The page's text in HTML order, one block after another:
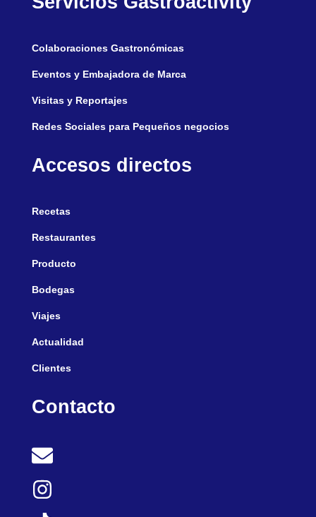
Colaboraciones Gastronómicas
Eventos y Embajadora de Marca
Visitas y Reportajes
Redes Sociales para Pequeños negocios
Accesos directos
Recetas
Restaurantes
Producto
Bodegas
Viajes
Actualidad
Clientes
Contacto